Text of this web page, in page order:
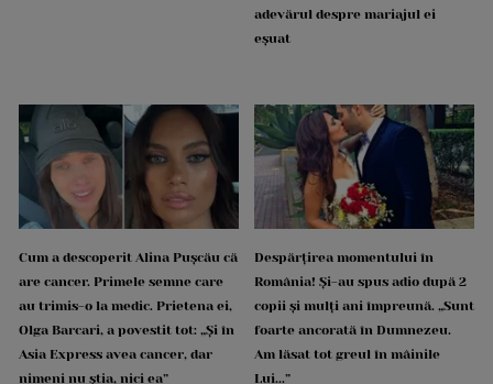
adevărul despre mariajul ei
eșuat
Cum a descoperit Alina Pușcău că
are cancer. Primele semne care
au trimis-o la medic. Prietena ei,
Olga Barcari, a povestit tot: „Și în
Asia Express avea cancer, dar
nimeni nu știa, nici ea”
Despărțirea momentului în
România! Și-au spus adio după 2
copii și mulți ani împreună. „Sunt
foarte ancorată în Dumnezeu.
Am lăsat tot greul în mâinile
Lui...”